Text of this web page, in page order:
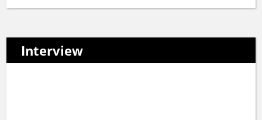
Interview